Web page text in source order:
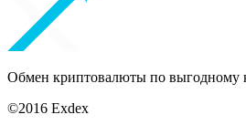
Обмен криптовалюты по выгодному
©2016 Exdex